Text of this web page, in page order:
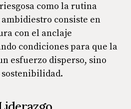
como la rutina
consiste en
con el anclaje
condiciones para que la
esfuerzo disperso, sino